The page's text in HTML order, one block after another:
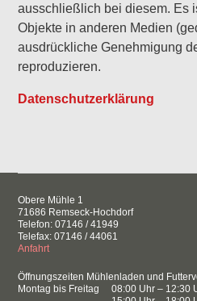
ausschließlich bei diesem. Es
Objekte in anderen Medien
ausdrückliche Genehmigung
reproduzieren.
Datenschutzerklärung
Obere Mühle 1
71686 Remseck-Hochdorf
Telefon: 07146 / 41949
Telefax: 07146 / 44061
Anfahrt
Öffnungszeiten Mühlenladen und
Montag bis Freitag
08:00 Uhr – 12:30